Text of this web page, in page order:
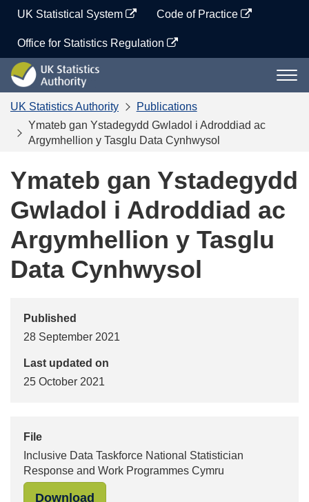
content
UK Statistical System Code of Practice
Office for Statistics Regulation
UK
Statistics
Authority
UK Statistics Authority
Publications
Ymateb gan Ystadegydd Gwladol i Adroddiad ac
Argymhellion y Tasglu Data Cynhwysol
Ymateb gan Ystadegydd
Gwladol i Adroddiad ac
Argymhellion y Tasglu
Data Cynhwysol
Published
28 September 2021
Last updated on
25 October 2021
File
Inclusive Data Taskforce National Statistician
Response and Work Programmes Cymru
Download